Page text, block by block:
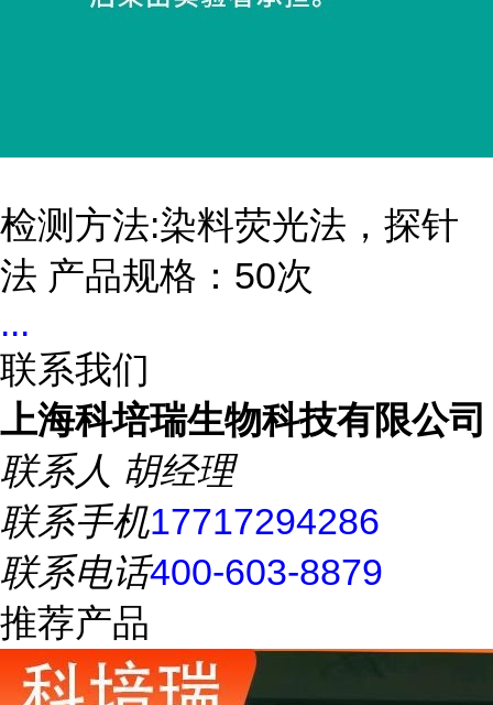
检测方法:染料荧光法，探针
法 产品规格：50次
...
联系我们
上海科培瑞生物科技有限公司
联系人 胡经理
联系手机17717294286
联系电话400-603-8879
推荐产品